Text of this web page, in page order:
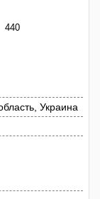
440
Украина